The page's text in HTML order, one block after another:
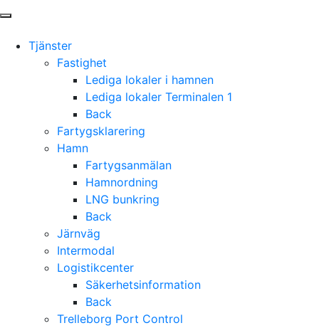
Tjänster
Fastighet
Lediga lokaler i hamnen
Lediga lokaler Terminalen 1
Back
Fartygsklarering
Hamn
Fartygsanmälan
Hamnordning
LNG bunkring
Back
Järnväg
Intermodal
Logistikcenter
Säkerhetsinformation
Back
Trelleborg Port Control